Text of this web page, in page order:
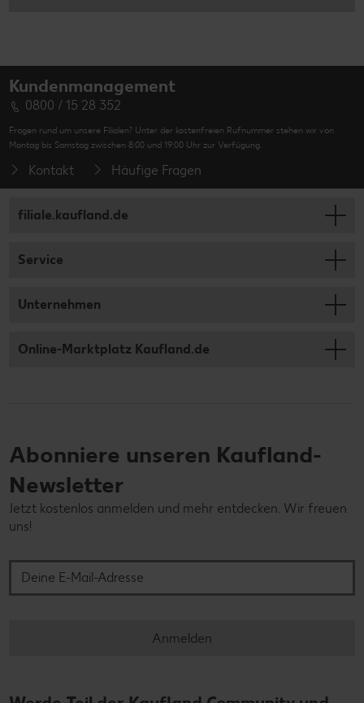
Kundenmanagement
0800 / 15 28 352
Fragen rund um unsere Filialen? Unter der kostenfreien Rufnummer stehen wir von
Montag bis Samstag zwischen 8:00 und 19:00 Uhr zur Verfügung.
Kontakt Häufige Fragen
filiale.kaufland.de
Service
Unternehmen
Online-Marktplatz Kaufland.de
Abonniere unseren Kaufland-
Newsletter
Jetzt kostenlos anmelden und mehr entdecken. Wir freuen
uns!
Anmelden